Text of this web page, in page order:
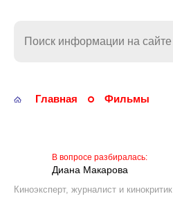
Главная Фильмы
Диана Макарова
Киноэксперт, журналист и кинокритик